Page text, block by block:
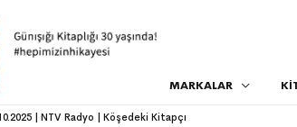
MARKALAR
| NTV Radyo | Köşedeki Kitapçı